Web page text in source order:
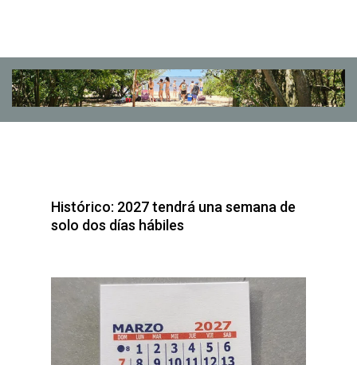
Histórico: 2027 tendrá una semana de
solo dos días hábiles